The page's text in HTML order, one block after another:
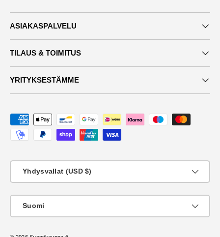
ASIAKASPALVELU
TILAUS & TOIMITUS
YRITYKSESTÄMME
Maksutavat
Yhdysvallat (USD $)
Suomi